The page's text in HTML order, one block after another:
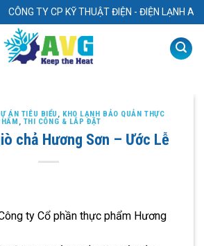
TY CP KỸ THUẬT ĐIỆN - ĐIỆN LẠNH AVG.
ÁN TIÊU BIỂU , KHO LẠNH BẢO QUẢN THỰC
, THI CÔNG & LẮP ĐẶT
chả Hương Sơn – Ước Lễ
ty Cổ phần thực phẩm Hương